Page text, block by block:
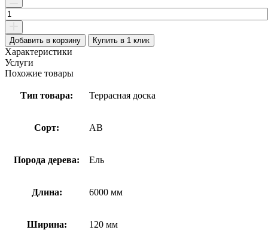
товара
Террасная
доска
гладкая
35х120х6000
Добавить в корзину Купить в 1 клик
Характеристики
Услуги
Похожие товары
Тип товара: Террасная доска
Сорт: AB
Порода дерева: Ель
Длина: 6000 мм
Ширина: 120 мм